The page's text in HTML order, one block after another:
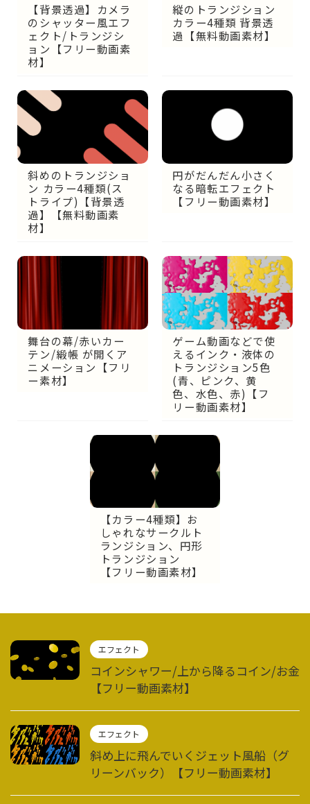
【背景透過】カメラ
のシャッター風エフ
ェクト/トランジシ
ョン【フリー動画素
材】
縦のトランジション
カラー4種類 背景透
過【無料動画素材】
斜めのトランジショ
ン カラー4種類(ス
トライプ)【背景透
過】【無料動画素
材】
円がだんだん小さく
なる暗転エフェクト
【フリー動画素材】
舞台の幕/赤いカー
テン/緞帳 が開くア
ニメーション【フリ
ー素材】
ゲーム動画などで使
えるインク・液体の
トランジション5色
(青、ピンク、黄
色、水色、赤)【フ
リー動画素材】
【カラー4種類】お
しゃれなサークルト
ランジション、円形
トランジション
【フリー動画素材】
エフェクト
コインシャワー/上から降るコイン/お金
【フリー動画素材】
エフェクト
斜め上に飛んでいくジェット風船（グ
リーンバック）【フリー動画素材】